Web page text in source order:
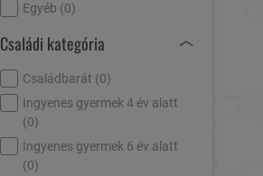
Egyéb (0)
Családi kategória
Családbarát (0)
Ingyenes gyermek 4 év alatt
(0)
Ingyenes gyermek 6 év alatt
(0)